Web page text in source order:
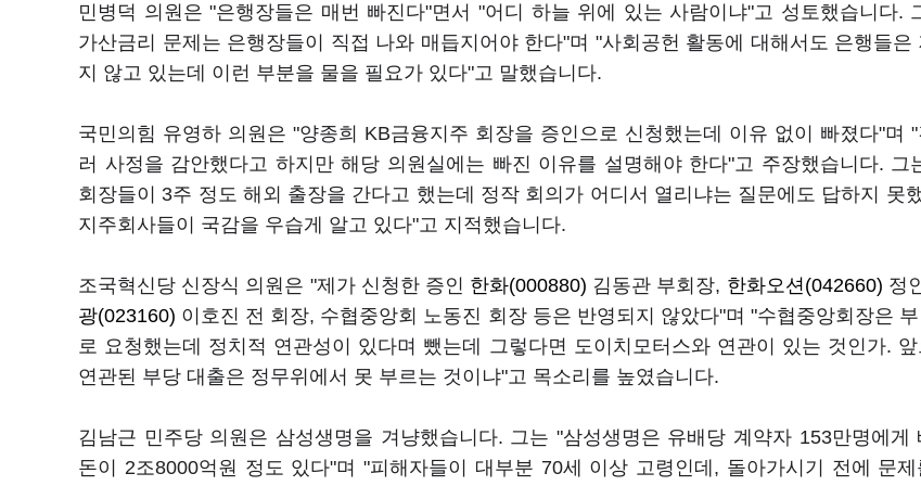
민병덕 의원은 "은행장들은 매번 빠진다"면서 "어디 하늘 위에 있는 사람이냐"고 성토했습니다.
가산금리 문제는 은행장들이 직접 나와 매듭지어야 한다"며 "사회공헌 활동에 대해서도 은행들은
지 않고 있는데 이런 부분을 물을 필요가 있다"고 말했습니다.
국민의힘 유영하 의원은 "양종희 KB금융지주 회장을 증인으로 신청했는데 이유 없이 빠졌다"며 "
러 사정을 감안했다고 하지만 해당 의원실에는 빠진 이유를 설명해야 한다"고 주장했습니다. 그
회장들이 3주 정도 해외 출장을 간다고 했는데 정작 회의가 어디서 열리냐는 질문에도 답하지 못
지주회사들이 국감을 우습게 알고 있다"고 지적했습니다.
조국혁신당 신장식 의원은 "제가 신청한 증인 한화(000880) 김동관 부회장, 한화오션(042660) 정
광(023160) 이호진 전 회장, 수협중앙회 노동진 회장 등은 반영되지 않았다"며 "수협중앙회장은
로 요청했는데 정치적 연관성이 있다며 뺐는데 그렇다면 도이치모터스와 연관이 있는 것인가. 앞
연관된 부당 대출은 정무위에서 못 부르는 것이냐"고 목소리를 높였습니다.
김남근 민주당 의원은 삼성생명을 겨냥했습니다. 그는 "삼성생명은 유배당 계약자 153만명에게
돈이 2조8000억원 정도 있다"며 "피해자들이 대부분 70세 이상 고령인데, 돌아가시기 전에 문